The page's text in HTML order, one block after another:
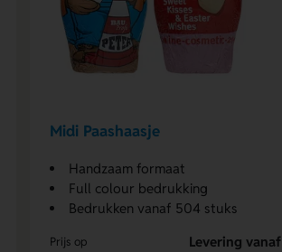
Midi Paashaasje
Handzaam formaat
Full colour bedrukking
Bedrukken vanaf 504 stuks
Prijs op
Levering vanaf